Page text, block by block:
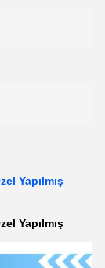
Yapılmış
Yapılmış